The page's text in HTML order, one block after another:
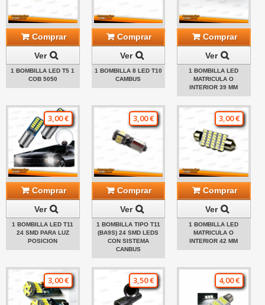
Comprar
Ver
1 BOMBILLA LED T5 1
COB 5050
Comprar
Ver
1 BOMBILLA 8 LED T10
CAMBUS
Comprar
Ver
1 BOMBILLA LED
MATRICULA O
INTERIOR 39 MM
3,00 €
Comprar
Ver
1 BOMBILLA LED T11
24 SMD PARA LUZ
POSICION
3,00 €
Comprar
Ver
1 BOMBILLA TIPO T11
(BA9S) 24 SMD LEDS
CON SISTEMA
CANBUS
3,00 €
Comprar
Ver
1 BOMBILLA LED
MATRICULA O
INTERIOR 42 MM
3,00 € 3,50 € 4,00 €